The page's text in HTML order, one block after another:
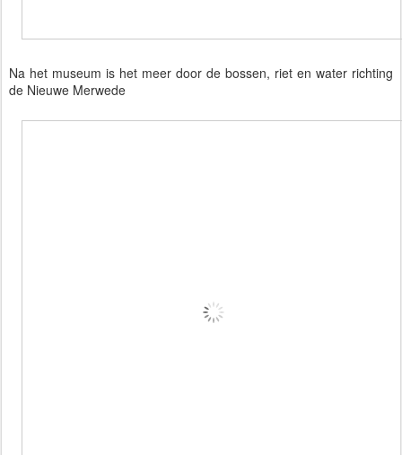
Na het museum is het meer door de bossen, riet en water richting
de Nieuwe Merwede